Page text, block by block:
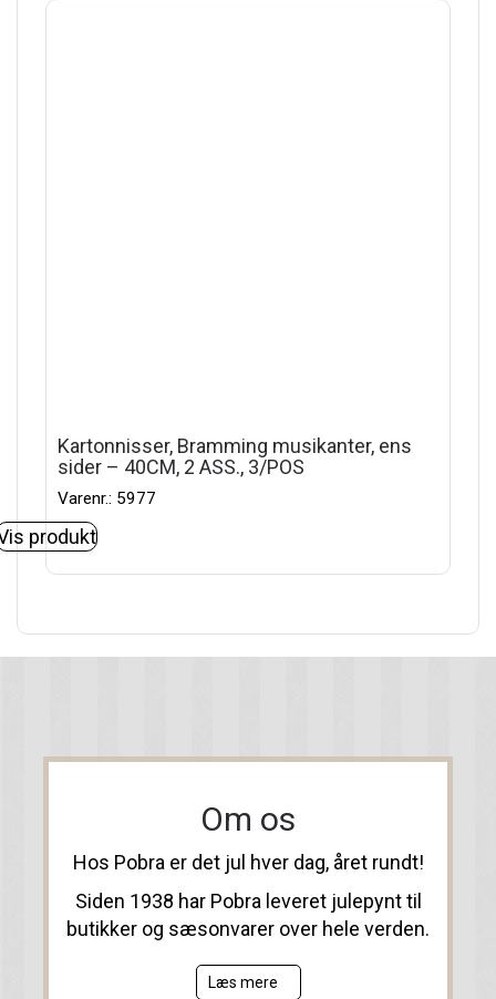
Kartonnisser, Bramming musikanter, ens
sider – 40CM, 2 ASS., 3/POS
Varenr.: 5977
produkt
Om os
Hos Pobra er det jul hver dag, året rundt!
Siden 1938 har Pobra leveret julepynt til
butikker og sæsonvarer over hele verden.
Læs mere